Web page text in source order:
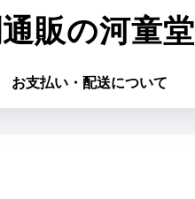
販の河童堂
お支払い・配送について